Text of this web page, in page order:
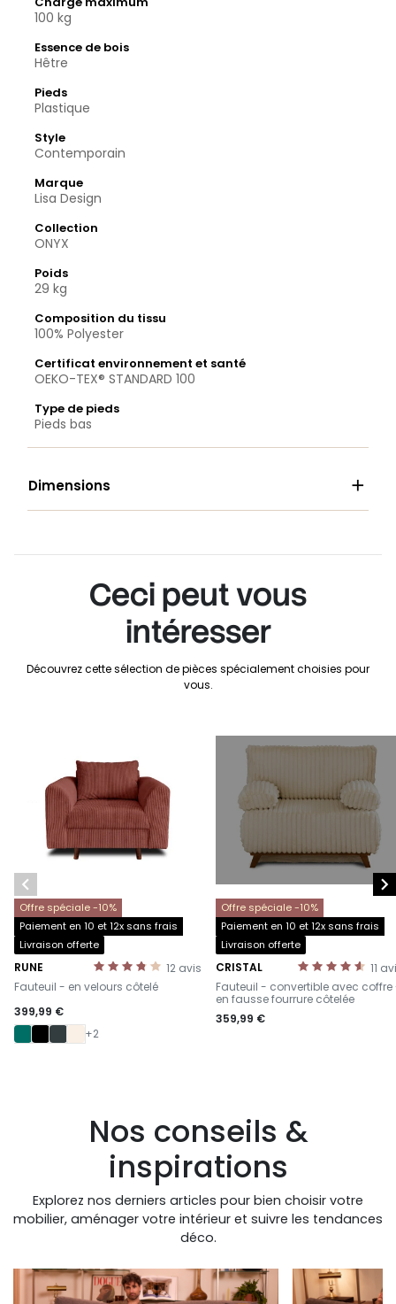
100 kg
Essence de bois
Hêtre
Pieds
Plastique
Style
Contemporain
Marque
Lisa Design
Collection
ONYX
Poids
29 kg
Composition du tissu
100% Polyester
Certificat environnement et santé
OEKO-TEX® STANDARD 100
Type de pieds
Pieds bas
Dimensions 
Ceci peut vous
intéresser
Découvrez cette sélection de pièces spécialement choisies pour
vous.
Offre spéciale -10%
Paiement en 10 et 12x sans frais
Livraison offerte
12 avis
RUNE
-
Fauteuil - en velours côtelé
399,99 €
+2
Offre spéciale -10%
Paiement en 10 et 12x sans frais
Livraison offerte
11
CRISTAL
-
Fauteuil - convertible avec
en fausse fourrure côtelée
359,99 €
 
Nos conseils &
inspirations
Explorez nos derniers articles pour bien choisir votre
mobilier, aménager votre intérieur et suivre les tendances
déco.